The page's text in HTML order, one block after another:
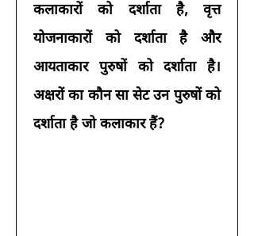
कलाकारों को दर्शाता है, वृत्त
योजनाकारों को दर्शाता है और
आयताकार पुरुषों को दर्शाता है।
अक्षरों का कौन सा सेट उन पुरुषों को
दर्शाता है जो कलाकार हैं?